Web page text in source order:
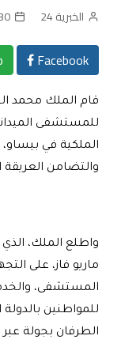
الخبرية 24 30
Facebook
للمستشفى
الملكية في
والتضامن العريقة
واطلع الملك،
ماريو فاز، على
المستشفى،
للمواطنين بالدولة
الطرفان بجولة